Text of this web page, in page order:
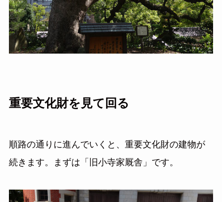
重要文化財を見て回る
順路の通りに進んでいくと、重要文化財の建物が
続きます。まずは「旧小寺家厩舎」です。